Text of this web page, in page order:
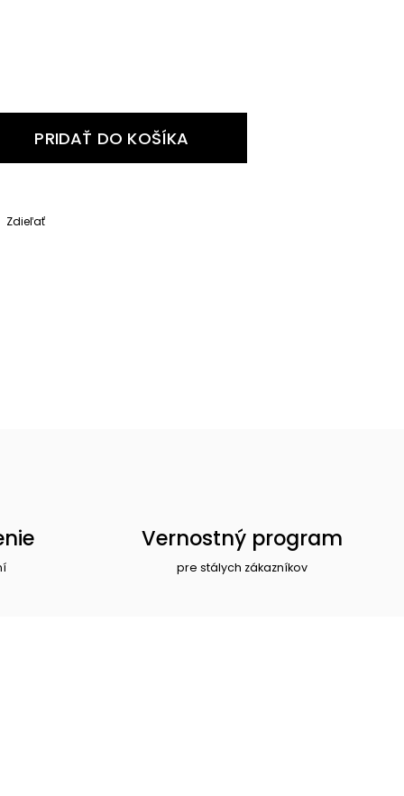
PRIDAŤ DO KOŠÍKA
Zdieľať
Vernostný program
pre stálych zákazníkov